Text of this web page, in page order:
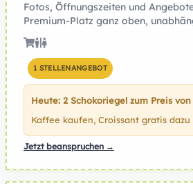
Fotos, Öffnungszeiten und
Premium-Platz ganz oben,
1 STELLENANGEBOT
Heute: 2 Schokoriegel zum Preis
Kaffee kaufen, Croissant gratis dazu
Jetzt beanspruchen →